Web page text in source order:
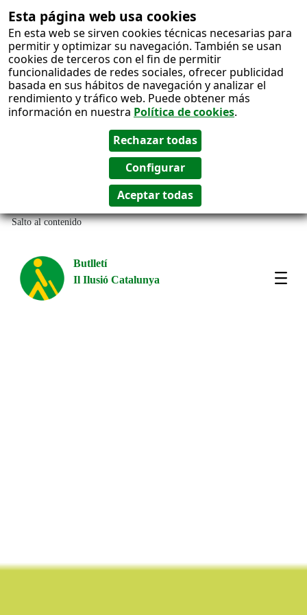
Esta página web usa cookies
En esta web se sirven cookies técnicas necesarias para
permitir y optimizar su navegación. También se usan
cookies de terceros con el fin de permitir
funcionalidades de redes sociales, ofrecer publicidad
basada en sus hábitos de navegación y analizar el
rendimiento y tráfico web. Puede obtener más
información en nuestra Política de cookies.
Salto al contenido
Butlletí
Il Ilusió Catalunya